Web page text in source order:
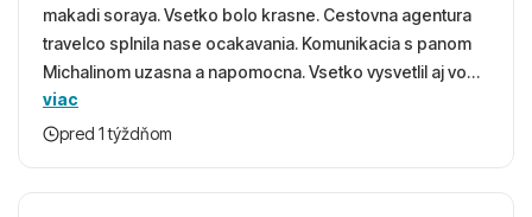
makadi soraya. Vsetko bolo krasne. Cestovna agentura
travelco splnila nase ocakavania. Komunikacia s panom
Michalinom uzasna a napomocna. Vsetko vysvetlil aj vo
vecernych hodinach zaco sa ospravedlnujem. Hotel
krasny, cisty. Sluzby top. Strava, prostredie, more,
viac
pred 1 týždňom